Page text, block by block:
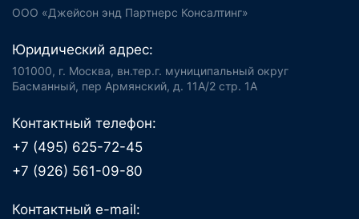
ООО «Джейсон энд Партнерс Консалтинг»
Юридический адрес:
101000, г. Москва, вн.тер.г. муниципальный округ
Басманный, пер Армянский, д. 11А/2 стр. 1А
Контактный телефон:
+7 (495) 625-72-45
+7 (926) 561-09-80
Контактный e-mail: